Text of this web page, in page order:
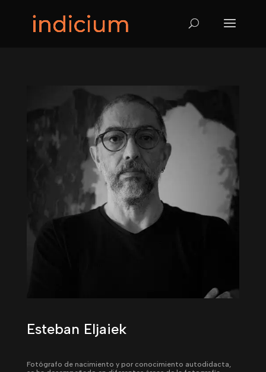
Esteban Eljaiek
Fotógrafo de nacimiento y por conocimiento autodidacta,